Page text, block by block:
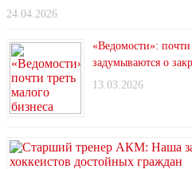
24.04.2026
«Ведомости»: почти
задумываются о
13.03.2026